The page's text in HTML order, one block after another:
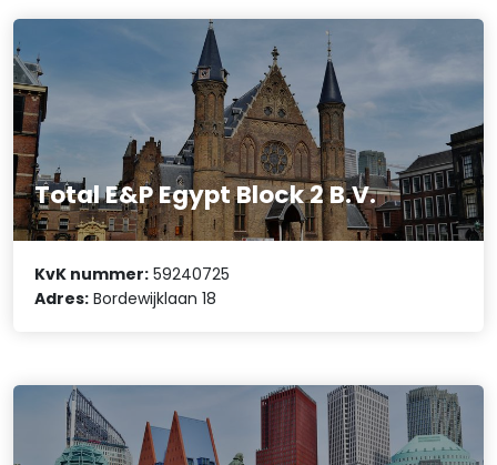
Total E&P Egypt Block 2 B.V.
KvK nummer: 59240725
Adres: Bordewijklaan 18